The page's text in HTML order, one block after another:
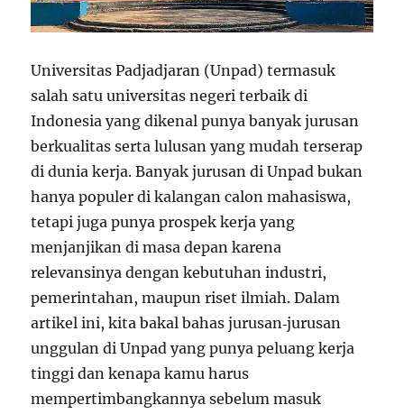
Universitas Padjadjaran (Unpad) termasuk
salah satu universitas negeri terbaik di
Indonesia yang dikenal punya banyak jurusan
berkualitas serta lulusan yang mudah terserap
di dunia kerja. Banyak jurusan di Unpad bukan
hanya populer di kalangan calon mahasiswa,
tetapi juga punya prospek kerja yang
menjanjikan di masa depan karena
relevansinya dengan kebutuhan industri,
pemerintahan, maupun riset ilmiah. Dalam
artikel ini, kita bakal bahas jurusan‑jurusan
unggulan di Unpad yang punya peluang kerja
tinggi dan kenapa kamu harus
mempertimbangkannya sebelum masuk